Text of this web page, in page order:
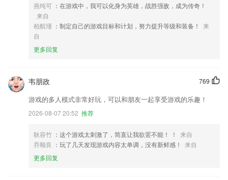
燕纯可 ：在游戏中，我可以化身为英雄，战胜强敌，成为传奇！
来自
柏航瑾 ：制定自己的游戏目标和计划，努力提升等级和装备！
来
自
更多回复
769
韦朋政
游戏的多人模式非常好玩，可以和朋友一起享受游戏的乐趣！
2026-08-07 20:52 推荐
耿容竹 ：这个游戏太刺激了，简直让我欲罢不能！ ！
来自
乔顺良 ：玩了几天发现游戏内容太单调，没有新鲜感！
来自
更多回复